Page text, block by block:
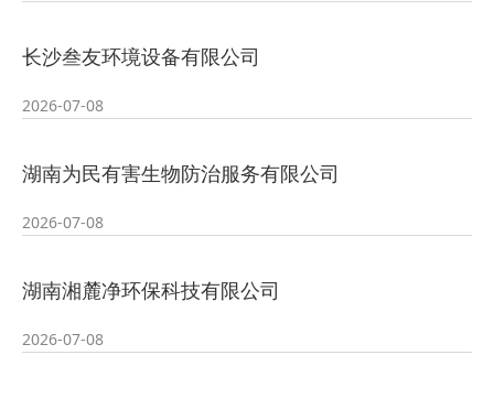
长沙叁友环境设备有限公司
2026-07-08
湖南为民有害生物防治服务有限公司
2026-07-08
湖南湘麓净环保科技有限公司
2026-07-08